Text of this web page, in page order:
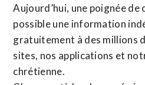
Aujourd’hui, une poignée
possible une information
gratuitement à des millions
sites, nos applications et
chrétienne.